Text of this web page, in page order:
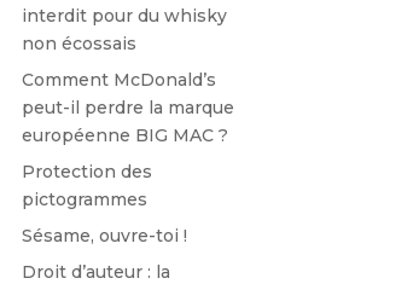
interdit pour du whisky
non écossais
Comment McDonald’s
peut-il perdre la marque
européenne BIG MAC ?
Protection des
pictogrammes
Sésame, ouvre-toi !
Droit d’auteur : la